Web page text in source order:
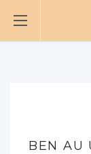
BEN AU